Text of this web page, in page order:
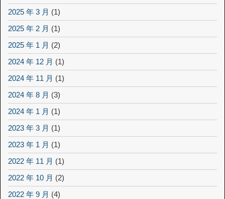
2025 年 3 月 (1)
2025 年 2 月 (1)
2025 年 1 月 (2)
2024 年 12 月 (1)
2024 年 11 月 (1)
2024 年 8 月 (3)
2024 年 1 月 (1)
2023 年 3 月 (1)
2023 年 1 月 (1)
2022 年 11 月 (1)
2022 年 10 月 (2)
2022 年 9 月 (4)